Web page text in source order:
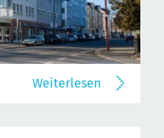
Weiterlesen